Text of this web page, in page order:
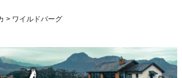
ワイルドバーグ